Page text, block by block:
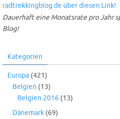
Dauerhaft eine Monatsrate pro Jahr
Blog!
Kategorien
Europa (421)
Belgien (13)
Belgien 2016 (13)
Dänemark (69)